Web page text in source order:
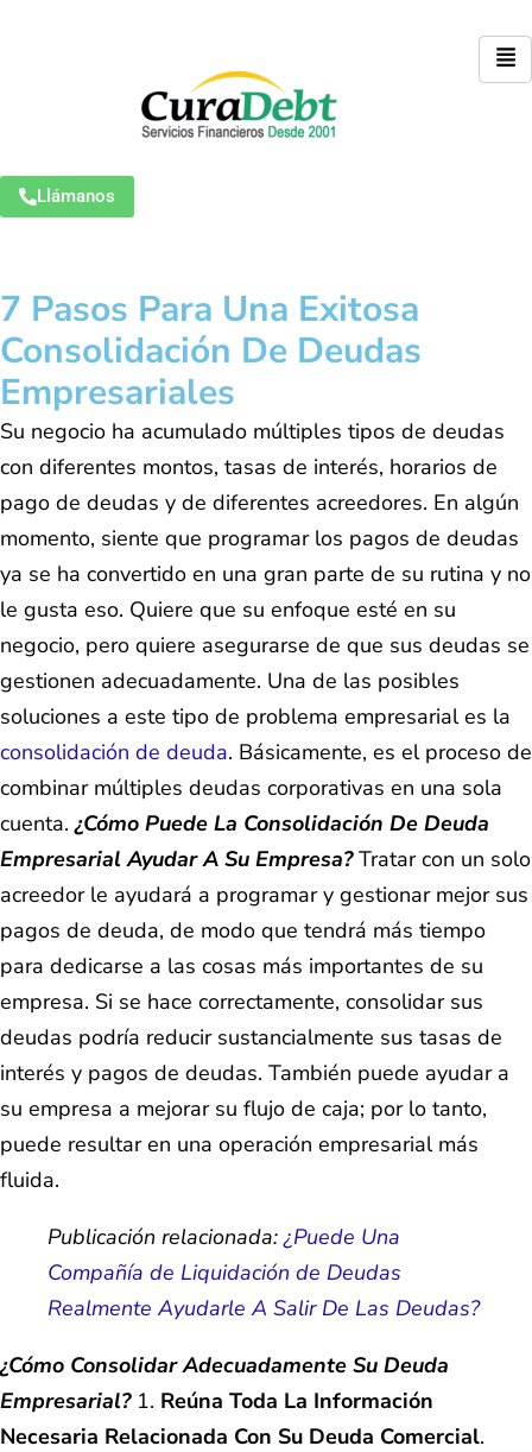
Llámanos
7 Pasos Para Una Exitosa
Consolidación De Deudas
Empresariales
Su negocio ha acumulado múltiples tipos de deudas
con diferentes montos, tasas de interés, horarios de
pago de deudas y de diferentes acreedores. En algún
momento, siente que programar los pagos de deudas
ya se ha convertido en una gran parte de su rutina y no
le gusta eso. Quiere que su enfoque esté en su
negocio, pero quiere asegurarse de que sus deudas se
gestionen adecuadamente. Una de las posibles
soluciones a este tipo de problema empresarial es la
consolidación de deuda. Básicamente, es el proceso de
combinar múltiples deudas corporativas en una sola
cuenta.¿Cómo Puede La Consolidación De Deuda
Empresarial Ayudar A Su Empresa?Tratar con un solo
acreedor le ayudará a programar y gestionar mejor sus
pagos de deuda, de modo que tendrá más tiempo
para dedicarse a las cosas más importantes de su
empresa. Si se hace correctamente, consolidar sus
deudas podría reducir sustancialmente sus tasas de
interés y pagos de deudas. También puede ayudar a
su empresa a mejorar su flujo de caja; por lo tanto,
puede resultar en una operación empresarial más
fluida.
Publicación relacionada:¿Puede Una
Compañía de Liquidación de Deudas
Realmente Ayudarle A Salir De Las Deudas?
¿Cómo Consolidar Adecuadamente Su Deuda
Empresarial?1. Reúna Toda La Información
Necesaria Relacionada Con Su Deuda Comercial.